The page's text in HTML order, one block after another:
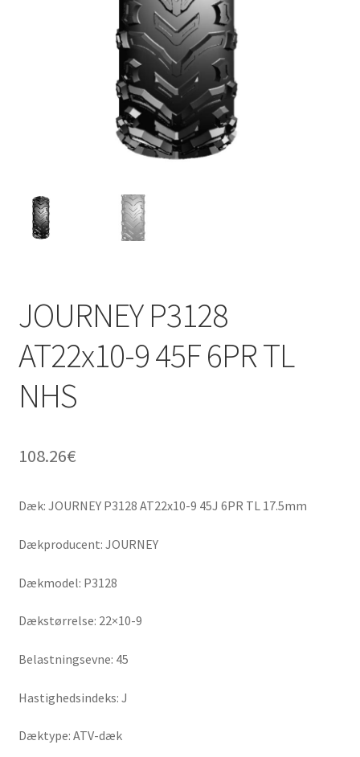
JOURNEY P3128
AT22x10-9 45F 6PR TL
NHS
108.26€
Dæk: JOURNEY P3128 AT22x10-9 45J 6PR TL 17.5mm
Dækproducent: JOURNEY
Dækmodel: P3128
Dækstørrelse: 22×10-9
Belastningsevne: 45
Hastighedsindeks: J
Dæktype: ATV-dæk